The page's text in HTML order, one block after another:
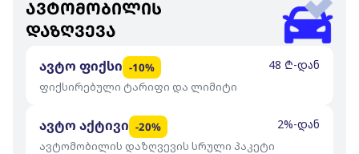
ავტომობილის
დაზღვევა
ავტო ფიქსი -10% 48 ₾-დან
ფიქსირებული ტარიფი და ლიმიტი
ავტო აქტივი -20% 2%-დან
ავტომობილის დაზღვევის სრული პაკეტი